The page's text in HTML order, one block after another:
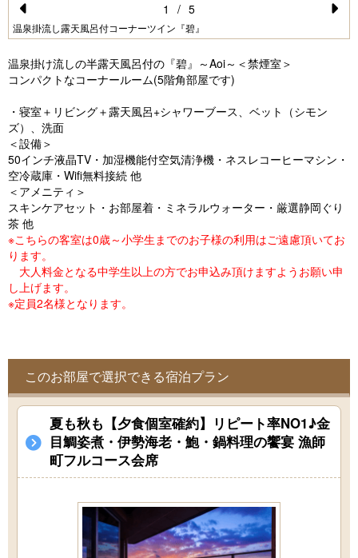
Pr
e
vi
o
u
s
温泉掛流し露天風呂付コーナーツイン『碧』
1 / 5
温泉掛け流しの半露天風呂付の『碧』～Aoi～＜禁煙室＞
コンパクトなコーナールーム(5階角部屋です)
・寝室＋リビング＋露天風呂+シャワーブース、ベット（シモン
ズ）、洗面
＜設備＞
50インチ液晶TV・加湿機能付空気清浄機・ネスレコーヒーマシン・
空冷蔵庫・Wifi無料接続 他
＜アメニティ＞
スキンケアセット・お部屋着・ミネラルウォーター・厳選静岡ぐり
茶 他
※こちらの客室は0歳～小学生までのお子様の利用はご遠慮頂いてお
ります。
大人料金となる中学生以上の方でお申込み頂けますようお願い申
し上げます。
※定員2名様となります。
このお部屋で選択できる宿泊プラン
夏も秋も【夕食個室確約】リピート率NO1♪金
目鯛姿煮・伊勢海老・鮑・鍋料理の饗宴 漁師
町フルコース会席